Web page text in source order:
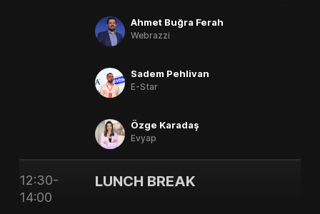
Ahmet Buğra Ferah
Webrazzi
Sadem Pehlivan
E-Star
Özge Karadaş
Evyap
12:30-
14:00
LUNCH BREAK